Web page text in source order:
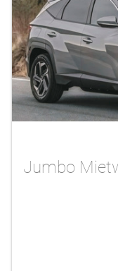
Jumbo